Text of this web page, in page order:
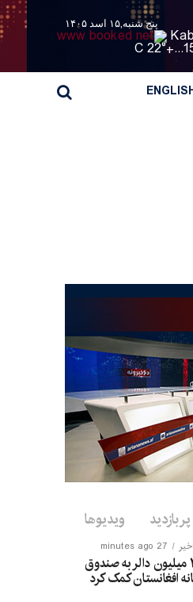
پنج شنبه,۱۵ اسد ۱۴۰۵
+
22° C
پربازدید ویدیوها
27 minutes ago
کویت ۲.۵ میلیون دالر به صندوق
افغانستان کمک کرد